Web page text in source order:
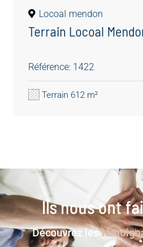
Locoal mendon
Terrain Locoal
Référence: 1422
Terrain 612 m²
Ils nous ont
Découvrez les